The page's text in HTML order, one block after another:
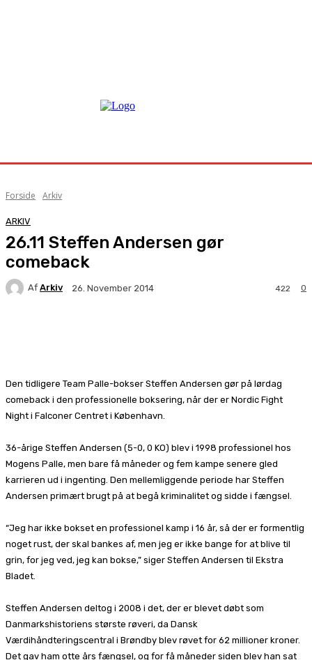
Forside Arkiv
ARKIV
26.11 Steffen Andersen gør
comeback
Af Arkiv 26. November 2014 0
422
Den tidligere Team Palle-bokser Steffen Andersen gør på lørdag
comeback i den professionelle boksering, når der er Nordic Fight
Night i Falconer Centret i København.
36-årige Steffen Andersen (5-0, 0 KO) blev i 1998 professionel hos
Mogens Palle, men bare få måneder og fem kampe senere gled
karrieren ud i ingenting. Den mellemliggende periode har Steffen
Andersen primært brugt på at begå kriminalitet og sidde i fængsel.
“Jeg har ikke bokset en professionel kamp i 16 år, så der er formentlig
noget rust, der skal bankes af, men jeg er ikke bange for at blive til
grin, for jeg ved, jeg kan bokse,” siger Steffen Andersen til Ekstra
Bladet.
Steffen Andersen deltog i 2008 i det, der er blevet døbt som
Danmarkshistoriens største røveri, da Dansk
Værdihåndteringscentral i Brøndby blev røvet for 62 millioner kroner.
Det gav ham otte års fængsel, og for få måneder siden blev han sat